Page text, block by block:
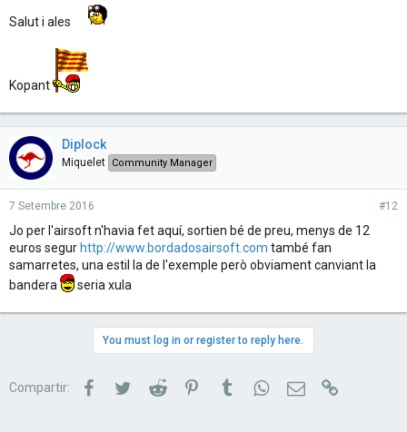
Salut i ales
Kopant
Diplock
Miquelet Community Manager
7 Setembre 2016 #12
Jo per l'airsoft n'havia fet aquí, sortien bé de preu, menys de 12
euros segur http://www.bordadosairsoft.com també fan
samarretes, una estil la de l'exemple però obviament canviant la
bandera
seria xula
You must log in or register to reply here.
Compartir: FacebookTwitterReddit PinterestTumblrWhatsAppCorreu electrònic